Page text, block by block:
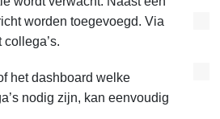
worden toegevoegd. Via
het dashboard welke
nodig zijn, kan eenvoudig